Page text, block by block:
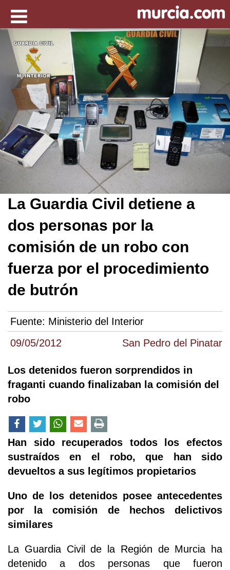
09/05/2012 San Pedro del Pinatar
La Guardia Civil detiene a
dos personas por la
comisión de un robo con
fuerza por el procedimiento
de butrón
Fuente: Ministerio del Interior
Los detenidos fueron sorprendidos in
fraganti cuando finalizaban la comisión del
robo
Han sido recuperados todos los efectos
sustraídos en el robo, que han sido
devueltos a sus legítimos propietarios
Uno de los detenidos posee antecedentes
por la comisión de hechos delictivos
similares
La Guardia Civil de la Región de Murcia ha
detenido a dos personas que fueron